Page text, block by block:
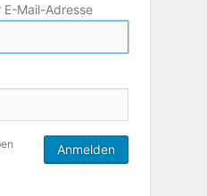
Mail-Adresse